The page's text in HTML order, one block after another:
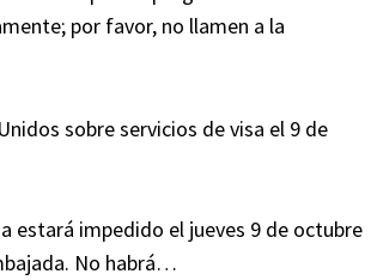
por favor, no llamen a la
sobre servicios de visa el 9 de
estará impedido el jueves 9 de octubre
No habrá…